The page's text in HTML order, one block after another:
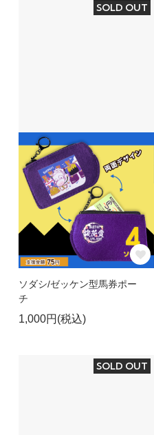
SOLD OUT
ソダシ/ゼッケン型馬券ポー
チ
1,000円(税込)
SOLD OUT